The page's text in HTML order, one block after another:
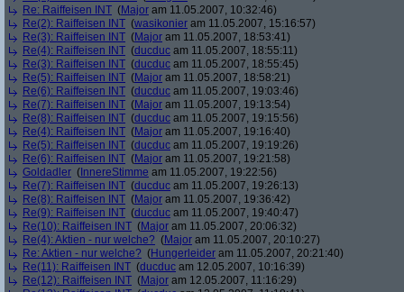
Re: Raiffeisen INT (Major am 11.05.2007, 10:32:46)
Re(2): Raiffeisen INT (wasikonier am 11.05.2007, 15:16:57)
Re(3): Raiffeisen INT (Major am 11.05.2007, 18:53:41)
Re(4): Raiffeisen INT (ducduc am 11.05.2007, 18:55:11)
Re(3): Raiffeisen INT (ducduc am 11.05.2007, 18:55:45)
Re(5): Raiffeisen INT (Major am 11.05.2007, 18:58:21)
Re(6): Raiffeisen INT (ducduc am 11.05.2007, 19:03:46)
Re(7): Raiffeisen INT (Major am 11.05.2007, 19:13:54)
Re(8): Raiffeisen INT (ducduc am 11.05.2007, 19:15:56)
Re(4): Raiffeisen INT (Major am 11.05.2007, 19:16:40)
Re(5): Raiffeisen INT (ducduc am 11.05.2007, 19:19:26)
Re(6): Raiffeisen INT (Major am 11.05.2007, 19:21:58)
Goldadler ( InnereStimme am 11.05.2007, 19:22:56)
Re(7): Raiffeisen INT (ducduc am 11.05.2007, 19:26:13)
Re(8): Raiffeisen INT (Major am 11.05.2007, 19:36:42)
Re(9): Raiffeisen INT (ducduc am 11.05.2007, 19:40:47)
Re(10): Raiffeisen INT (Major am 11.05.2007, 20:06:32)
Re(4): Aktien - nur welche? (Major am 11.05.2007, 20:10:27)
Re: Aktien - nur welche? (Hungerleider am 11.05.2007, 20:21:40)
Re(11): Raiffeisen INT (ducduc am 12.05.2007, 10:16:39)
Re(12): Raiffeisen INT (Major am 12.05.2007, 11:16:29)